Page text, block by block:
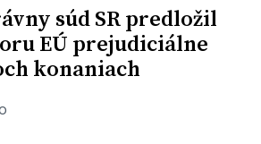
súd SR predložil
EÚ prejudiciálne
konaniach